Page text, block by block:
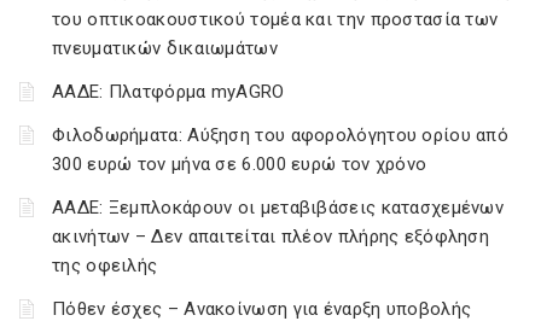
του οπτικοακουστικού τομέα και την προστασία των
πνευματικών δικαιωμάτων
ΑΑΔΕ: Πλατφόρμα myAGRO
Φιλοδωρήματα: Αύξηση του αφορολόγητου ορίου από
300 ευρώ τον μήνα σε 6.000 ευρώ τον χρόνο
ΑΑΔΕ: Ξεμπλοκάρουν οι μεταβιβάσεις κατασχεμένων
ακινήτων – Δεν απαιτείται πλέον πλήρης εξόφληση
της οφειλής
Πόθεν έσχες – Ανακοίνωση για έναρξη υποβολής